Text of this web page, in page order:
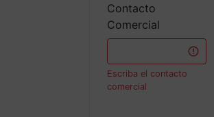
Contacto
Comercial
Escriba el contacto
comercial